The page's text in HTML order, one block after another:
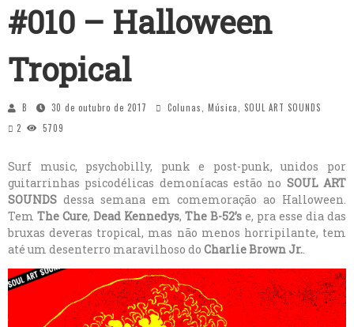
#010 – Halloween
Tropical
B 30 de outubro de 2017 Colunas Música
SOUL ART SOUNDS
2
5709
Surf music, psychobilly, punk e post-punk, unidos por
guitarrinhas psicodélicas demoníacas estão no SOUL ART
SOUNDS dessa semana em comemoração ao Halloween.
Tem The Cure, Dead Kennedys, The B-52’s e, pra esse dia das
bruxas deveras tropical, mas não menos horripilante, tem
até um desenterro maravilhoso do Charlie Brown Jr..